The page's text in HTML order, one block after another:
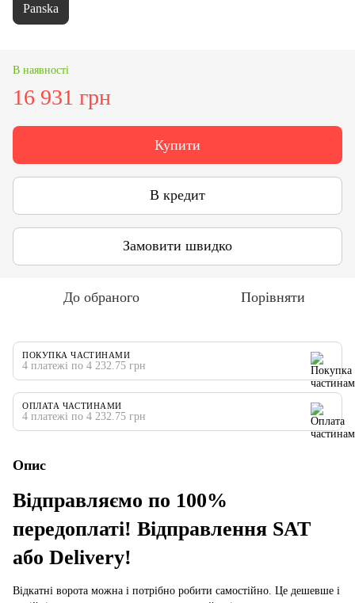
Panska
В наявності
16 931 грн
Купити
В кредит
Замовити швидко
До обраного Порівняти
ПОКУПКА ЧАСТИНАМИ
4 платежі по 4 232.75 грн
ОПЛАТА ЧАСТИНАМИ
4 платежі по 4 232.75 грн
Опис
Відправляємо по 100%
передоплаті! Відправлення SAT
або Delivery!
Відкатні ворота можна і потрібно робити самостійно. Це дешевше і